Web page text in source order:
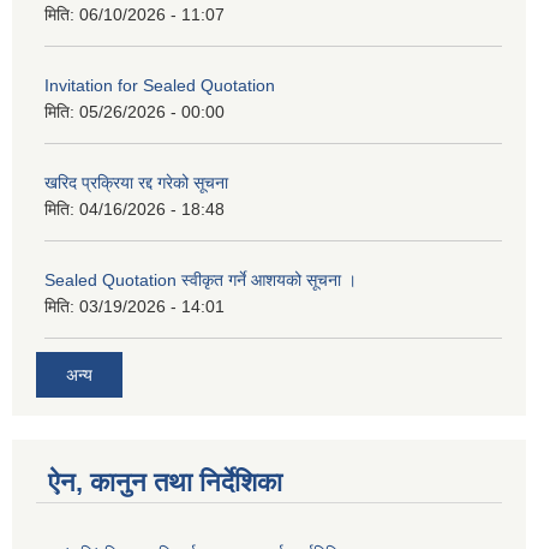
मिति: 06/10/2026 - 11:07
Invitation for Sealed Quotation
मिति: 05/26/2026 - 00:00
खरिद प्रक्रिया रद्द गरेको सूचना
मिति: 04/16/2026 - 18:48
Sealed Quotation स्वीकृत गर्ने आशयको सूचना ।
मिति: 03/19/2026 - 14:01
अन्य
ऐन, कानुन तथा निर्देशिका